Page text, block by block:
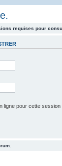
requises pour
ligne pour cette session